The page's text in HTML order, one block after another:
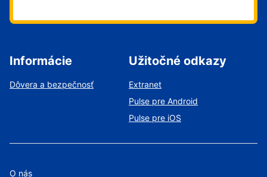
Informácie
Dôvera a bezpečnosť
Užitočné odkazy
Extranet
Pulse pre Android
Pulse pre iOS
O nás